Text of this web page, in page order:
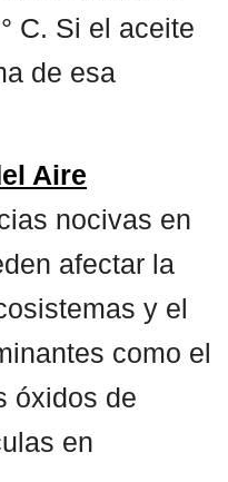
C. Si el aceite
de esa
Aire
nocivas en
afectar la
y el
como el
óxidos de
en